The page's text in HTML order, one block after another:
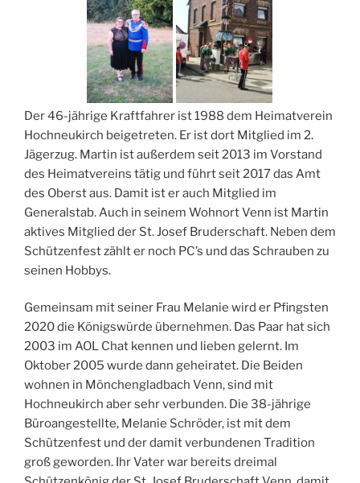
Der 46-jährige Kraftfahrer ist 1988 dem Heimatverein
Hochneukirch beigetreten. Er ist dort Mitglied im 2.
Jägerzug. Martin ist außerdem seit 2013 im Vorstand
des Heimatvereins tätig und führt seit 2017 das Amt
des Oberst aus. Damit ist er auch Mitglied im
Generalstab. Auch in seinem Wohnort Venn ist Martin
aktives Mitglied der St. Josef Bruderschaft. Neben dem
Schützenfest zählt er noch PC’s und das Schrauben zu
seinen Hobbys.
Gemeinsam mit seiner Frau Melanie wird er Pfingsten
2020 die Königswürde übernehmen. Das Paar hat sich
2003 im AOL Chat kennen und lieben gelernt. Im
Oktober 2005 wurde dann geheiratet. Die Beiden
wohnen in Mönchengladbach Venn, sind mit
Hochneukirch aber sehr verbunden. Die 38-jährige
Büroangestellte, Melanie Schröder, ist mit dem
Schützenfest und der damit verbundenen Tradition
groß geworden. Ihr Vater war bereits dreimal